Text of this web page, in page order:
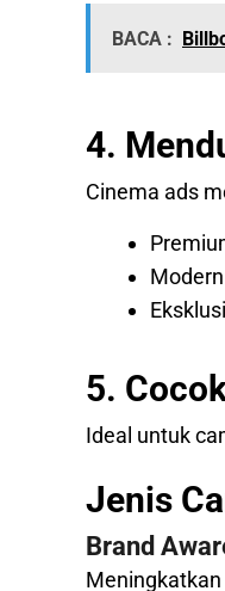
BACA :
4.
Cinema ads
Modern
5.
Ideal untuk
Jenis
Brand